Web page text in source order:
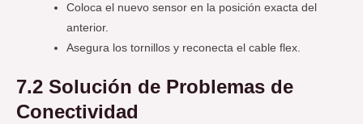
Coloca el nuevo sensor en la posición exacta del
anterior.
Asegura los tornillos y reconecta el cable flex.
7.2 Solución de Problemas de
Conectividad